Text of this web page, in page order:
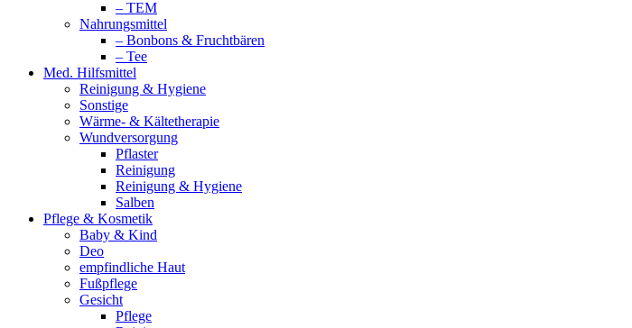
– TEM
Nahrungsmittel
– Bonbons & Fruchtbären
– Tee
Med. Hilfsmittel
Reinigung & Hygiene
Sonstige
Wärme- & Kältetherapie
Wundversorgung
Pflaster
Reinigung
Reinigung & Hygiene
Salben
Pflege & Kosmetik
Baby & Kind
Deo
empfindliche Haut
Fußpflege
Gesicht
Pflege